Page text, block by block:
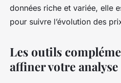
données riche et variée, elle
pour suivre l’évolution des
Les outils
affiner votre analyse